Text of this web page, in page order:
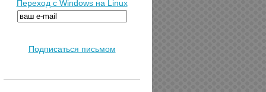
Переход с Windows на Linux
Подписаться письмом